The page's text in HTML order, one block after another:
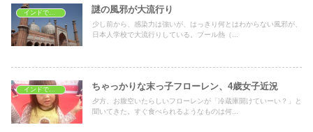
インドで子育て 謎の風邪が大流行り
少し前から、感染力は強いが、はっきり何とはわからない風邪が、
日本人学校で大流行りしている。プール熱（...
ちゃっかりな末っ子フローレン、4歳女子近況
夕方、お腹空いたらしいフローレンが「冷蔵庫開けていーい？」と
聞いてきた。すぐ食べられるようなものは何...